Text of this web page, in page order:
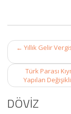
Post
navigation
← Yıllık Gelir
Türk Parası
Yapılan
DÖVİZ